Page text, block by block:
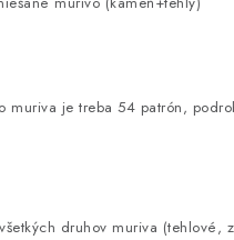
muriva je treba 54 patrón,
druhov muriva (tehlové,